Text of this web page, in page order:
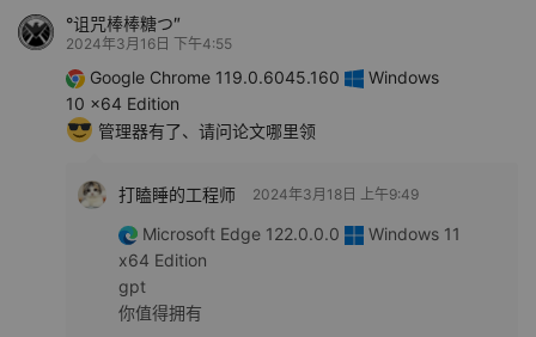
°诅咒棒棒糖つ″
2024年3月16日 下午4:55
Google Chrome 119.0.6045.160
Windows
10 x64 Edition
管理器有了、请问论文哪里领
打瞌睡的工程师 2024年3月18日 上午9:49
Microsoft Edge 122.0.0.0
Windows 11
x64 Edition
gpt
你值得拥有